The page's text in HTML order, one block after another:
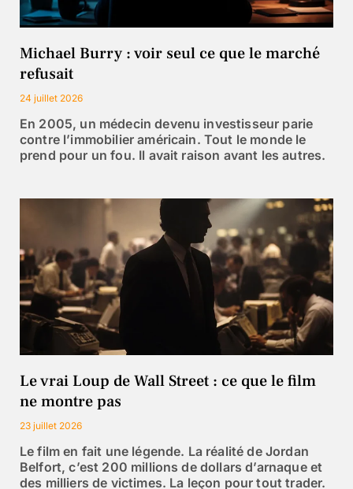
Michael Burry : voir seul ce que le marché
refusait
24 juillet 2026
En 2005, un médecin devenu investisseur parie
contre l’immobilier américain. Tout le monde le
prend pour un fou. Il avait raison avant les autres.
Le vrai Loup de Wall Street : ce que le film
ne montre pas
23 juillet 2026
Le film en fait une légende. La réalité de Jordan
Belfort, c’est 200 millions de dollars d’arnaque et
des milliers de victimes. La leçon pour tout trader.